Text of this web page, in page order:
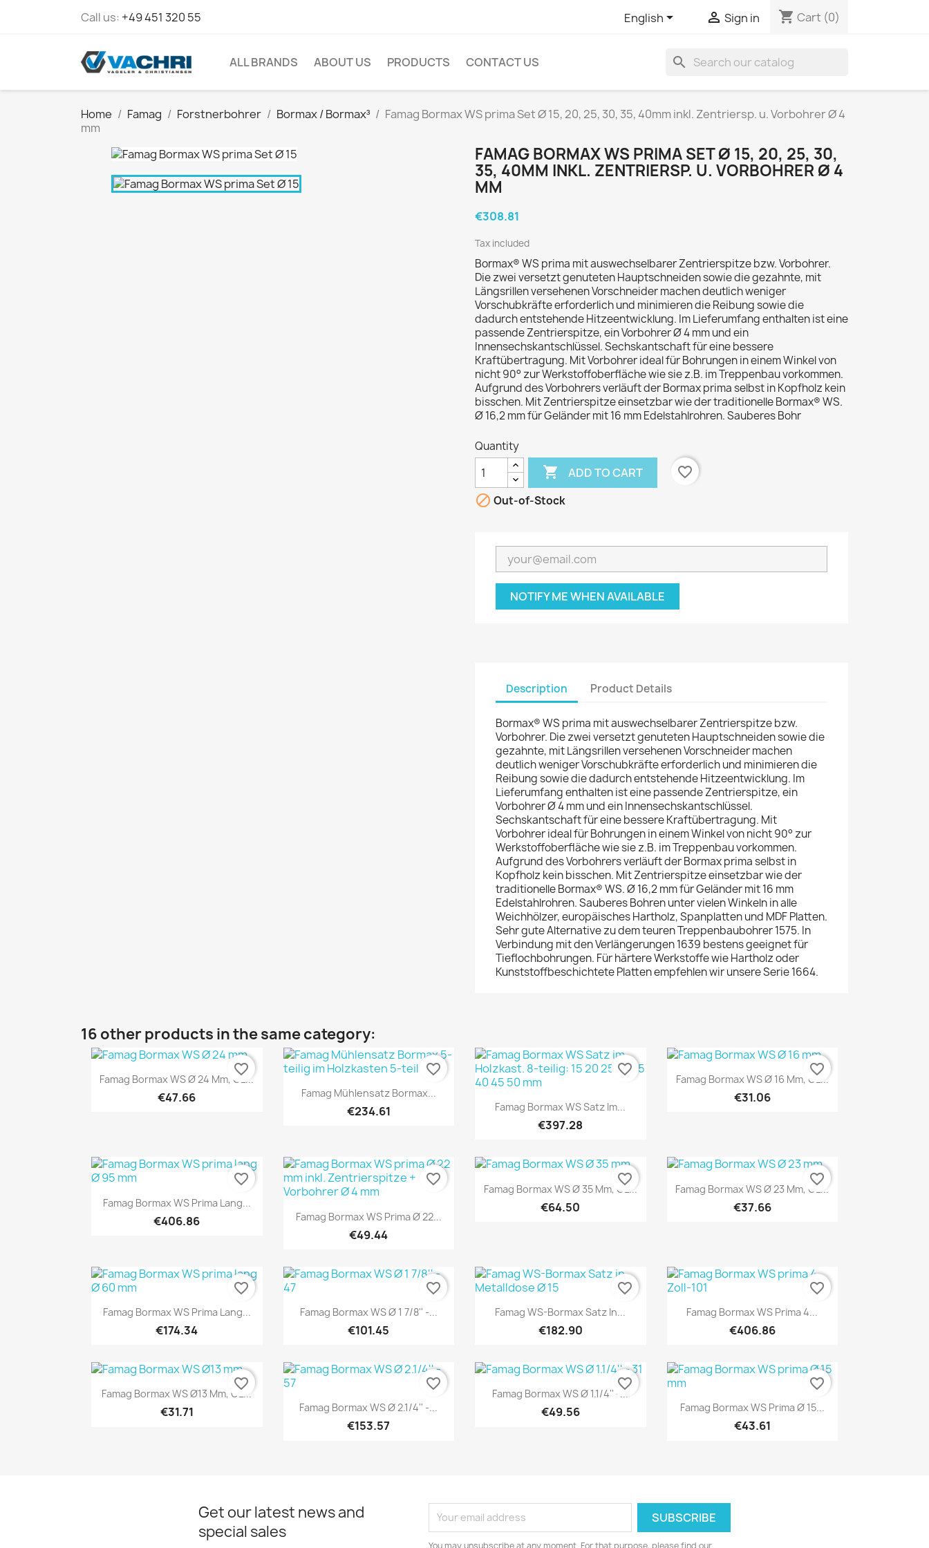
Call us: +49 451 320 55 English  Sign in shopping_cart Cart (0)
ALL BRANDS ABOUT US PRODUCTS CONTACT US search
Home Famag Forstnerbohrer Bormax / Bormax³
Famag Bormax WS prima Set Ø 15, 20, 25, 30, 35, 40mm inkl. Zentriersp. u. Vorbohrer Ø 4
mm
FAMAG BORMAX WS PRIMA SET Ø 15, 20, 25, 30,
35, 40MM INKL. ZENTRIERSP. U. VORBOHRER Ø 4
MM
€308.81
Tax included
Bormax® WS prima mit auswechselbarer Zentrierspitze bzw. Vorbohrer.
Die zwei versetzt genuteten Hauptschneiden sowie die gezahnte, mit
Längsrillen versehenen Vorschneider machen deutlich weniger
Vorschubkräfte erforderlich und minimieren die Reibung sowie die
dadurch entstehende Hitzeentwicklung. Im Lieferumfang enthalten ist eine
passende Zentrierspitze, ein Vorbohrer Ø 4 mm und ein
Innensechskantschlüssel. Sechskantschaft für eine bessere
Kraftübertragung. Mit Vorbohrer ideal für Bohrungen in einem Winkel von
nicht 90° zur Werkstoffoberfläche wie sie z.B. im Treppenbau vorkommen.
Aufgrund des Vorbohrers verläuft der Bormax prima selbst in Kopfholz kein
bisschen. Mit Zentrierspitze einsetzbar wie der traditionelle Bormax® WS.
Ø 16,2 mm für Geländer mit 16 mm Edelstahlrohren. Sauberes Bohr
Quantity
 ADD TO CART
favorite_border
 Out-of-Stock
NOTIFY ME WHEN AVAILABLE
Description Product Details
Bormax® WS prima mit auswechselbarer Zentrierspitze bzw.
Vorbohrer. Die zwei versetzt genuteten Hauptschneiden sowie die
gezahnte, mit Längsrillen versehenen Vorschneider machen
deutlich weniger Vorschubkräfte erforderlich und minimieren die
Reibung sowie die dadurch entstehende Hitzeentwicklung. Im
Lieferumfang enthalten ist eine passende Zentrierspitze, ein
Vorbohrer Ø 4 mm und ein Innensechskantschlüssel.
Sechskantschaft für eine bessere Kraftübertragung. Mit
Vorbohrer ideal für Bohrungen in einem Winkel von nicht 90° zur
Werkstoffoberfläche wie sie z.B. im Treppenbau vorkommen.
Aufgrund des Vorbohrers verläuft der Bormax prima selbst in
Kopfholz kein bisschen. Mit Zentrierspitze einsetzbar wie der
traditionelle Bormax® WS. Ø 16,2 mm für Geländer mit 16 mm
Edelstahlrohren. Sauberes Bohren unter vielen Winkeln in alle
Weichhölzer, europäisches Hartholz, Spanplatten und MDF Platten.
Sehr gute Alternative zu dem teuren Treppenbaubohrer 1575. In
Verbindung mit den Verlängerungen 1639 bestens geeignet für
Tieflochbohrungen. Für härtere Werkstoffe wie Hartholz oder
Kunststoffbeschichtete Platten empfehlen wir unsere Serie 1664.
16 other products in the same category:
Quick view
Famag Bormax WS Ø 24 Mm, GL...
€47.66
favorite_border
Quick view
Famag Mühlensatz Bormax...
€234.61
favorite_border
Quick view
Famag Bormax WS Satz Im...
€397.28
favorite_border Quick view
Famag Bormax WS Ø 16 Mm, GL...
€31.06
favorite_border
Quick view
Famag Bormax WS Prima Lang...
€406.86
favorite_border
Quick view
Famag Bormax WS Prima Ø 22...
€49.44
favorite_border Quick view
Famag Bormax WS Ø 35 Mm, GL...
€64.50
favorite_border Quick view
Famag Bormax WS Ø 23 Mm, GL...
€37.66
favorite_border
Quick view
Famag Bormax WS Prima Lang...
€174.34
favorite_border
Quick view
Famag Bormax WS Ø 1 7/8'' -...
€101.45
favorite_border
Quick view
Famag WS-Bormax Satz In...
€182.90
favorite_border
Quick view
Famag Bormax WS Prima 4...
€406.86
favorite_border
Quick view
Famag Bormax WS Ø13 Mm, GL...
€31.71
favorite_border
Quick view
Famag Bormax WS Ø 2.1/4'' -...
€153.57
favorite_border Quick view
Famag Bormax WS Ø 1.1/4'' -...
€49.56
favorite_border
Quick view
Famag Bormax WS Prima Ø 15...
€43.61
favorite_border
Get our latest news and
special sales
You may unsubscribe at any moment. For that purpose, please find our